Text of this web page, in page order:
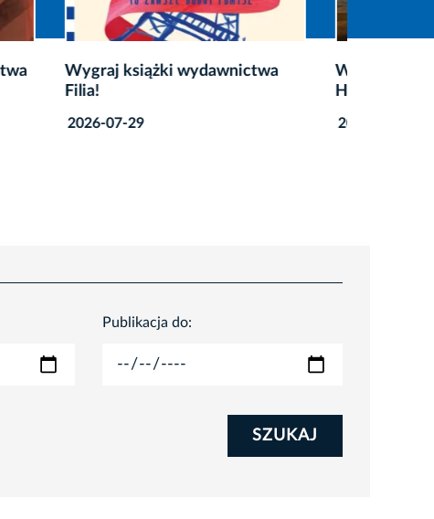
Wygraj książki wydawnictwa
2026-07-22
Publikacja do:
SZUKAJ